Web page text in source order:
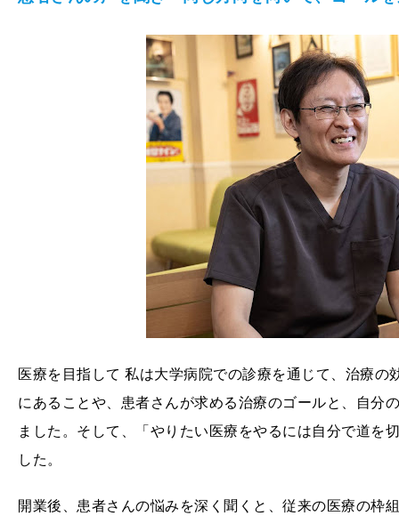
医療を目指して 私は大学病院での診療を通じて、治療
にあることや、患者さんが求める治療のゴールと、自分
ました。そして、「やりたい医療をやるには自分で道を
した。
開業後、患者さんの悩みを深く聞くと、従来の医療の枠